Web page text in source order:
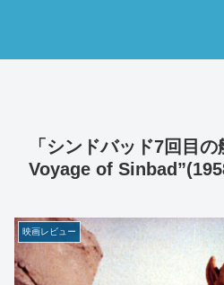
「シンドバッド7回目
Voyage of
映画レビュー